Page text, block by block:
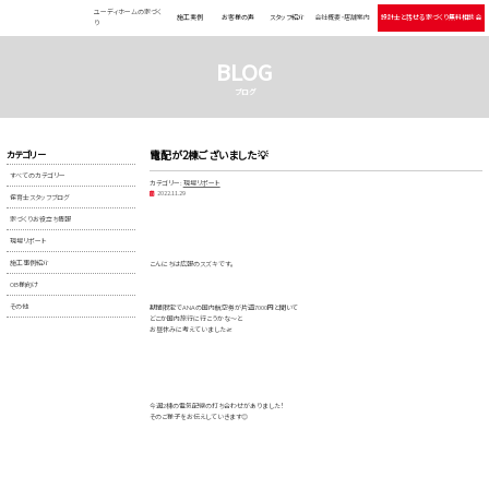
ユーディホームの家づく
り
施工実例 お客様の声 スタッフ紹介 会社概要・店舗案内 設計士と話せる 家づくり無料相談会
BLOG
ブログ
電配が2棟ございました💡
カテゴリー: 現場リポート
2022.11.29
こんにちは広報のスズキです。
期間限定でANAの国内航空券が片道7000円と聞いて
どこか国内旅行に行こうかな～と
お昼休みに考えていました🛫
今週2棟の電気配線の打ち合わせがありました！
そのご様子をお伝えしていきます😊
カテゴリー
すべてのカテゴリー
保育士スタッフブログ
家づくりお役立ち情報
現場リポート
施工事例紹介
OB様向け
その他